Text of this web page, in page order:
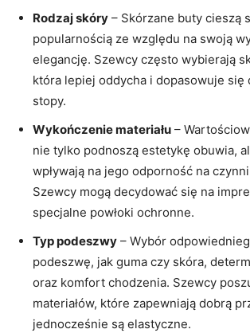
Rodzaj skóry – Skórzane buty cieszą
popularnością ze względu na swoją
elegancję. Szewcy często wybierają
która lepiej oddycha i dopasowuje się
stopy.
Wykończenie materiału –
nie tylko podnoszą estetykę obuwia,
wpływają na jego odporność na
Szewcy mogą decydować się na
specjalne powłoki ochronne.
Typ podeszwy – Wybór
podeszwę, jak guma czy skóra,
oraz komfort chodzenia. Szewcy
materiałów, które zapewniają dobrą
jednocześnie są elastyczne.